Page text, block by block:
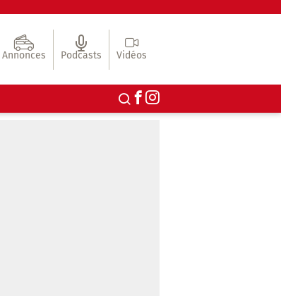
Annonces Podcasts Vidéos